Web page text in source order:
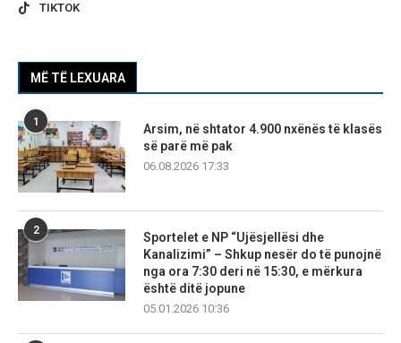
TIKTOK
MË TË LEXUARA
1
Arsim, në shtator 4.900 nxënës të klasës
së parë më pak
06.08.2026 17:33
2
Sportelet e NP “Ujësjellësi dhe
Kanalizimi” – Shkup nesër do të punojnë
nga ora 7:30 deri në 15:30, e mërkura
është ditë jopune
05.01.2026 10:36